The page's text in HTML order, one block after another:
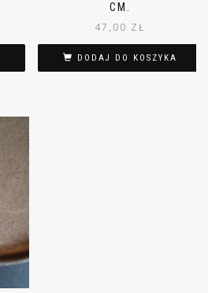
CM.
47,00 ZŁ
DODAJ DO KOSZYKA